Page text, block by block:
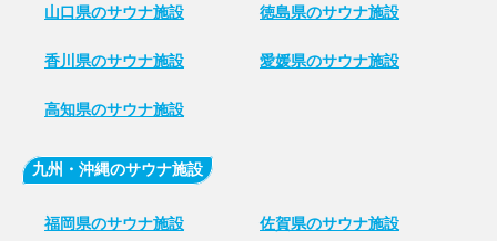
山口県のサウナ施設 徳島県のサウナ施設
香川県のサウナ施設 愛媛県のサウナ施設
高知県のサウナ施設
九州・沖縄のサウナ施設
福岡県のサウナ施設 佐賀県のサウナ施設